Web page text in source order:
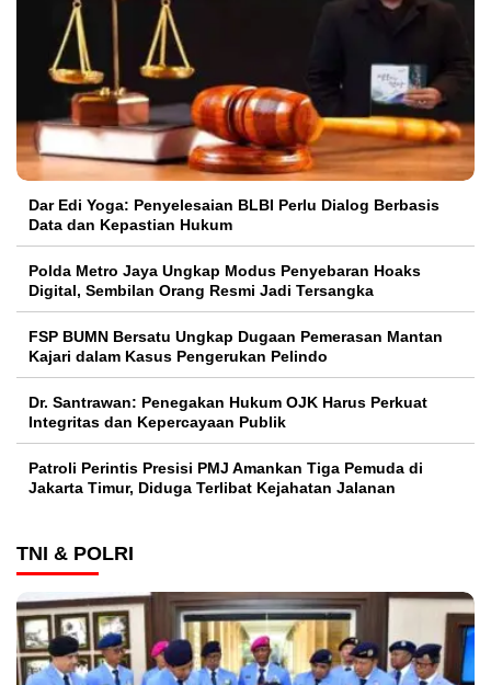
Dar Edi Yoga: Penyelesaian BLBI Perlu Dialog Berbasis
Data dan Kepastian Hukum
Polda Metro Jaya Ungkap Modus Penyebaran Hoaks
Digital, Sembilan Orang Resmi Jadi Tersangka
FSP BUMN Bersatu Ungkap Dugaan Pemerasan Mantan
Kajari dalam Kasus Pengerukan Pelindo
Dr. Santrawan: Penegakan Hukum OJK Harus Perkuat
Integritas dan Kepercayaan Publik
Patroli Perintis Presisi PMJ Amankan Tiga Pemuda di
Jakarta Timur, Diduga Terlibat Kejahatan Jalanan
TNI & POLRI